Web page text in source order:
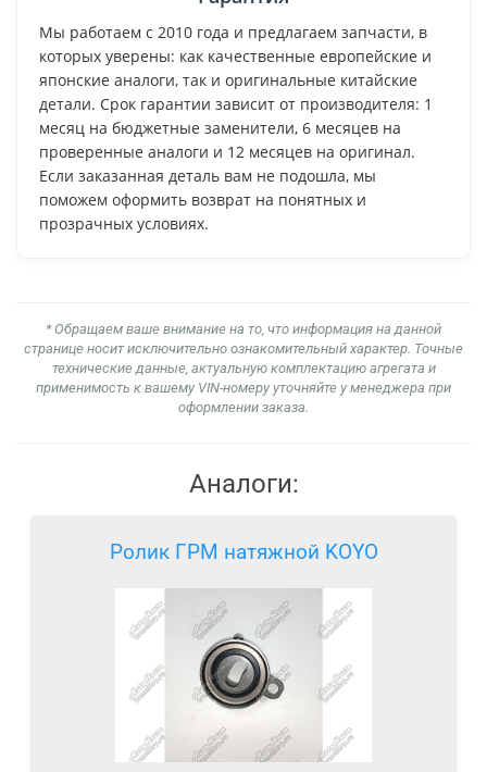
Мы работаем с 2010 года и предлагаем запчасти, в
которых уверены: как качественные европейские и
японские аналоги, так и оригинальные китайские
детали. Срок гарантии зависит от производителя: 1
месяц на бюджетные заменители, 6 месяцев на
проверенные аналоги и 12 месяцев на оригинал.
Если заказанная деталь вам не подошла, мы
поможем оформить возврат на понятных и
прозрачных условиях.
* Обращаем ваше внимание на то, что информация на данной
странице носит исключительно ознакомительный характер. Точные
технические данные, актуальную комплектацию агрегата и
применимость к вашему VIN-номеру уточняйте у менеджера при
оформлении заказа.
Аналоги:
Ролик ГРМ натяжной KOYO